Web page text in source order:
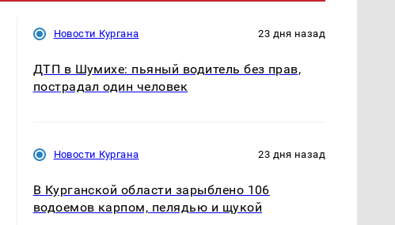
Новости Кургана 23 дня назад
ДТП в Шумихе: пьяный водитель без прав,
пострадал один человек
Новости Кургана 23 дня назад
В Курганской области зарыблено 106
водоемов карпом, пелядью и щукой